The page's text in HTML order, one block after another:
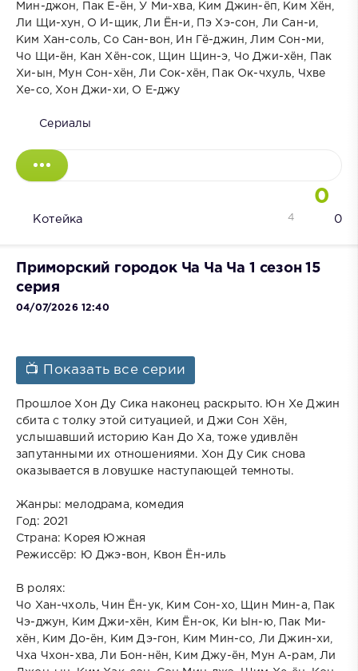
Мин-джон, Пак Е-ён, У Ми-хва, Ким Джин-ёп, Ким Хён,
Ли Щи-хун, О И-щик, Ли Ён-и, Пэ Хэ-сон, Ли Сан-и,
Ким Хан-соль, Со Сан-вон, Ин Гё-джин, Лим Сон-ми,
Чо Щи-ён, Кан Хён-сок, Щин Щин-э, Чо Джи-хён, Пак
Хи-ын, Мун Сон-хён, Ли Сок-хён, Пак Ок-чхуль, Чхве
Хе-со, Хон Джи-хи, О Е-джу
Сериалы
0
Котейка 0
4
Приморский городок Ча Ча Ча 1 сезон 15
серия
04/07/2026 12:40
📺 Показать все серии
Прошлое Хон Ду Сика наконец раскрыто. Юн Хе Джин
сбита с толку этой ситуацией, и Джи Сон Хён,
услышавший историю Кан До Ха, тоже удивлён
запутанными их отношениями. Хон Ду Сик снова
оказывается в ловушке наступающей темноты.
Жанры: мелодрама, комедия
Год: 2021
Страна: Корея Южная
Режиссёр: Ю Джэ-вон, Квон Ён-иль
В ролях:
Чо Хан-чхоль, Чин Ён-ук, Ким Сон-хо, Щин Мин-а, Пак
Чэ-джун, Ким Джи-хён, Ким Ён-ок, Ки Ын-ю, Пак Ми-
хён, Ким До-ён, Ким Дэ-гон, Ким Мин-со, Ли Джин-хи,
Чха Чхон-хва, Ли Бон-нён, Ким Джу-ён, Мун А-рам, Ли